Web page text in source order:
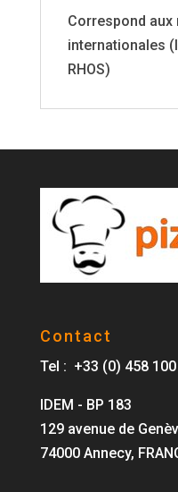
Correspond aux
internationales
RHOS)
Contact
Tel : +33 (0) 458 100
IDEM - BP 183
129 avenue de
74000 Annecy,